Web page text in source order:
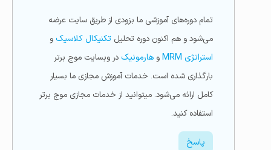
تمام دوره‌های آموزشی ما بزودی از طریق سایت عرضه
می‌شود و هم اکنون دوره تحلیل تکنیکال کلاسیک و
استراتژی MRM
و هارمونیک در وبسایت موج برتر
بارگذاری شده است. خدمات آموزش مجازی ما بسیار
کامل ارائه می‌شود. میتوانید از خدمات مجازی موج برتر
استفاده کنید.
پاسخ